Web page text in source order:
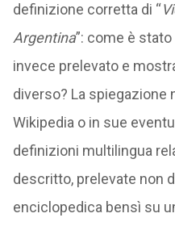
definizione corretta di “
Argentina”: come è
invece prelevato e
diverso? La spiegazione
Wikipedia o in sue
definizioni multilingua
descritto, prelevate non
enciclopedica bensì su